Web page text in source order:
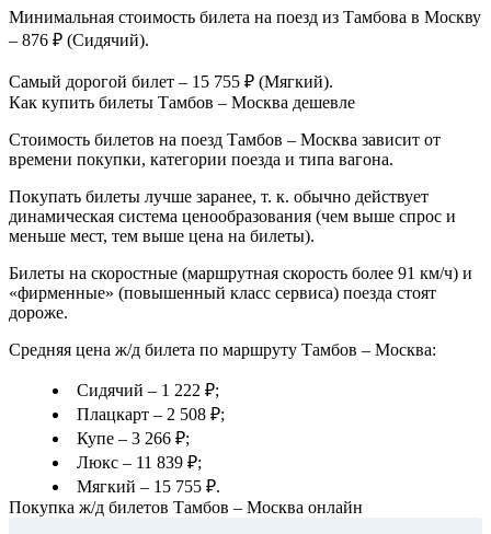
Минимальная стоимость билета на поезд из Тамбова в Москву
– 876 ₽ (Сидячий).
Самый дорогой билет – 15 755 ₽ (Мягкий).
Как купить билеты Тамбов – Москва дешевле
Стоимость билетов на поезд Тамбов – Москва зависит от
времени покупки, категории поезда и типа вагона.
Покупать билеты лучше заранее, т. к. обычно действует
динамическая система ценообразования (чем выше спрос и
меньше мест, тем выше цена на билеты).
Билеты на скоростные (маршрутная скорость более 91 км/ч) и
«фирменные» (повышенный класс сервиса) поезда стоят
дороже.
Средняя цена ж/д билета по маршруту Тамбов – Москва:
Сидячий – 1 222 ₽;
Плацкарт – 2 508 ₽;
Купе – 3 266 ₽;
Люкс – 11 839 ₽;
Мягкий – 15 755 ₽.
Покупка ж/д билетов Тамбов – Москва онлайн